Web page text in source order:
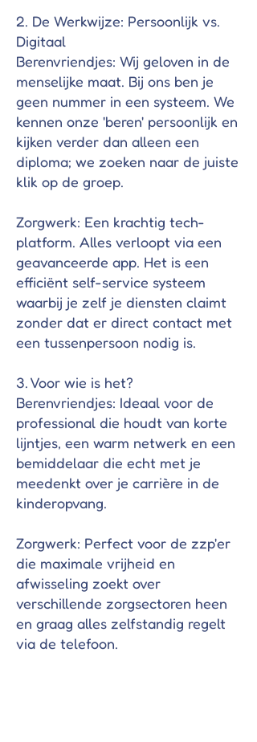
2. De Werkwijze: Persoonlijk vs.
Digitaal
Berenvriendjes: Wij geloven in de
menselijke maat. Bij ons ben je
geen nummer in een systeem. We
kennen onze 'beren' persoonlijk en
kijken verder dan alleen een
diploma; we zoeken naar de juiste
klik op de groep.
Zorgwerk: Een krachtig tech-
platform. Alles verloopt via een
geavanceerde app. Het is een
efficiënt self-service systeem
waarbij je zelf je diensten claimt
zonder dat er direct contact met
een tussenpersoon nodig is.
3. Voor wie is het?
Berenvriendjes: Ideaal voor de
professional die houdt van korte
lijntjes, een warm netwerk en een
bemiddelaar die echt met je
meedenkt over je carrière in de
kinderopvang.
Zorgwerk: Perfect voor de zzp'er
die maximale vrijheid en
afwisseling zoekt over
verschillende zorgsectoren heen
en graag alles zelfstandig regelt
via de telefoon.